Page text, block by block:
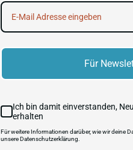
Für
Ich bin damit einverstanden,
erhalten
Für weitere Informationen darüber, wie wir deine
unsere Datenschutzerklärung.